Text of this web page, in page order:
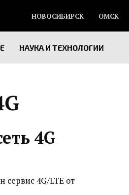
НОВОСИБИРСК ОМСК
НАУКА И ТЕХНОЛОГИИ
4G
сервис 4G/LTE от